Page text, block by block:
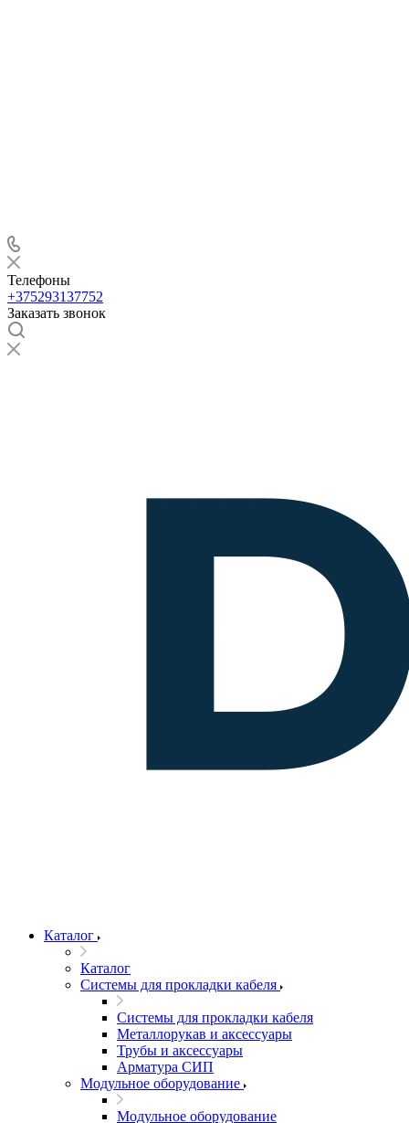
Телефоны
+375293137752
Заказать звонок
Каталог
Каталог
Системы для прокладки кабеля
Системы для прокладки кабеля
Металлорукав и аксессуары
Трубы и аксессуары
Арматура СИП
Модульное оборудование
Модульное оборудование